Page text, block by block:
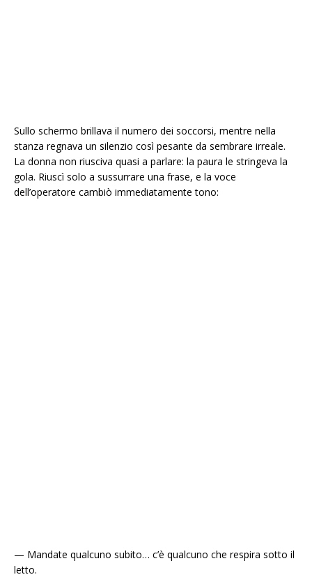
Sullo schermo brillava il numero dei soccorsi, mentre nella
stanza regnava un silenzio così pesante da sembrare irreale.
La donna non riusciva quasi a parlare: la paura le stringeva la
gola. Riuscì solo a sussurrare una frase, e la voce
dell’operatore cambiò immediatamente tono:
— Mandate qualcuno subito… c’è qualcuno che respira sotto il
letto.